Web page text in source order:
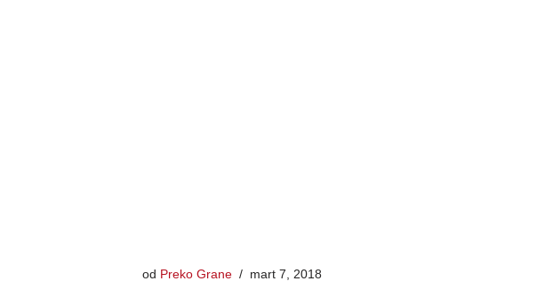
od Preko Grane mart 7, 2018